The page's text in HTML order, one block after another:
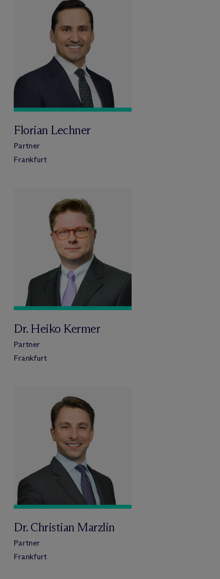
Florian Lechner
Partner
Frankfurt
Dr. Heiko Kermer
Partner
Frankfurt
Dr. Christian Marzlin
Partner
Frankfurt